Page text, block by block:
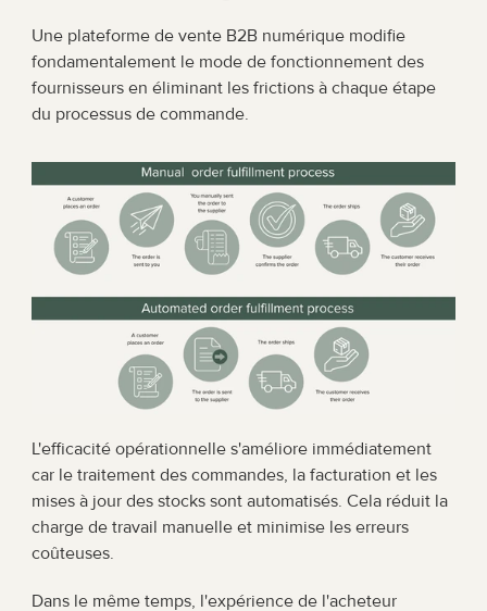
Une plateforme de vente B2B numérique modifie
fondamentalement le mode de fonctionnement des
fournisseurs en éliminant les frictions à chaque étape
du processus de commande.
L'efficacité opérationnelle s'améliore immédiatement
car le traitement des commandes, la facturation et les
mises à jour des stocks sont automatisés. Cela réduit la
charge de travail manuelle et minimise les erreurs
coûteuses.
Dans le même temps, l'expérience de l'acheteur